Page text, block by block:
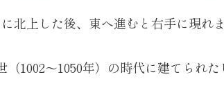
北上した後、東へ進むと右手に現れ
1002〜1050年）の時代に建てられた